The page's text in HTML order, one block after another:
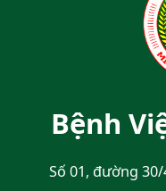
Bệnh
Số 01, đường